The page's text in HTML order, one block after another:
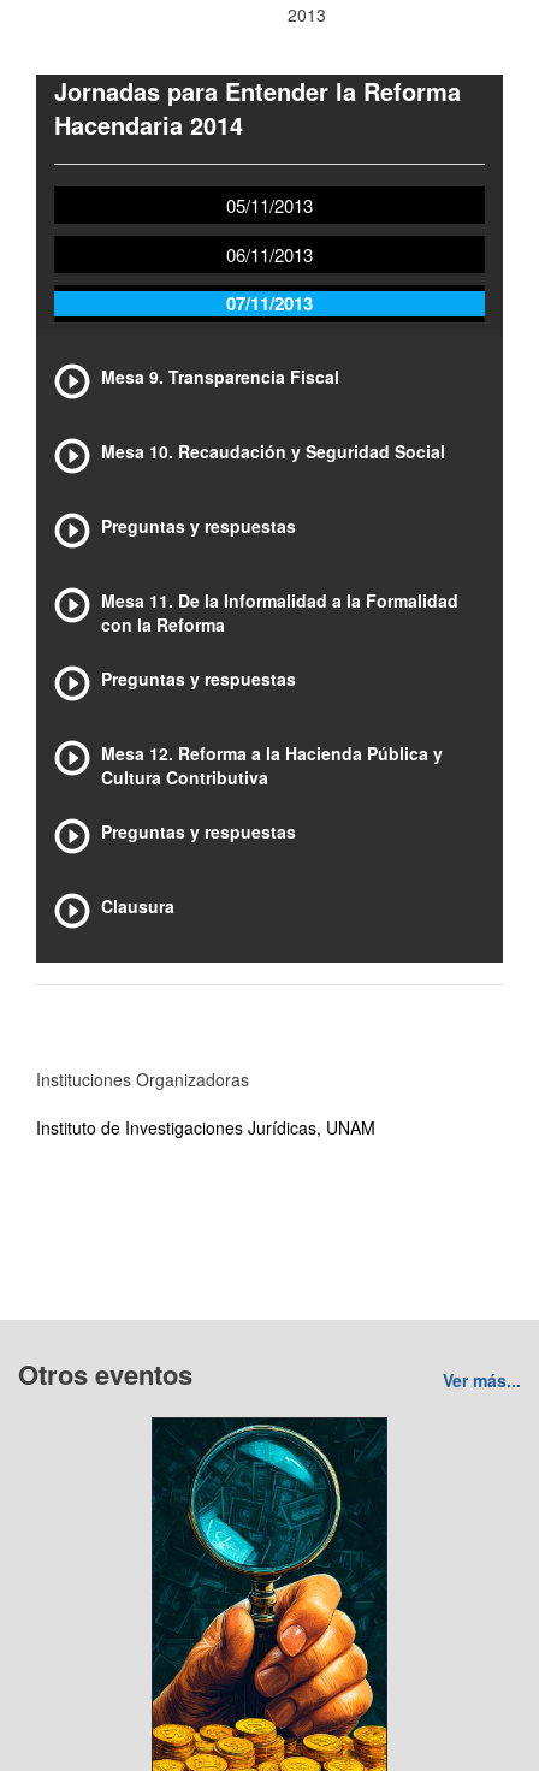
2013
Jornadas para Entender la Reforma
Hacendaria 2014
05/11/2013
06/11/2013
07/11/2013
Mesa 9. Transparencia Fiscal
Mesa 10. Recaudación y Seguridad Social
Preguntas y respuestas
Mesa 11. De la Informalidad a la Formalidad
con la Reforma
Preguntas y respuestas
Mesa 12. Reforma a la Hacienda Pública y
Cultura Contributiva
Preguntas y respuestas
Clausura
Instituciones Organizadoras
Instituto de Investigaciones Jurídicas, UNAM
Otros eventos Ver más...